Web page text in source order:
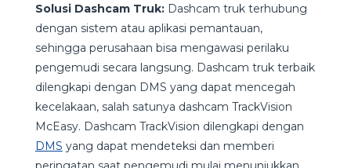
Solusi Dashcam Truk: Dashcam truk terhubung
dengan sistem atau aplikasi pemantauan,
sehingga perusahaan bisa mengawasi perilaku
pengemudi secara langsung. Dashcam truk terbaik
dilengkapi dengan DMS yang dapat mencegah
kecelakaan, salah satunya dashcam TrackVision
McEasy. Dashcam TrackVision dilengkapi dengan
DMS yang dapat mendeteksi dan memberi